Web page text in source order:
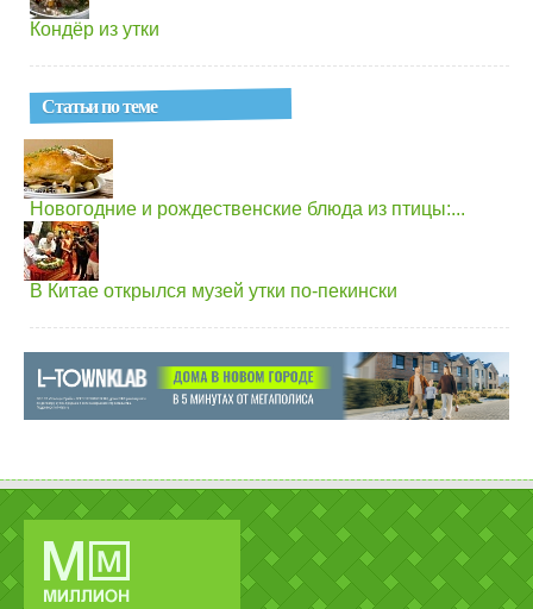
Кондёр из утки
Статьи по теме
Новогодние и рождественские блюда из птицы:...
В Китае открылся музей утки по-пекински